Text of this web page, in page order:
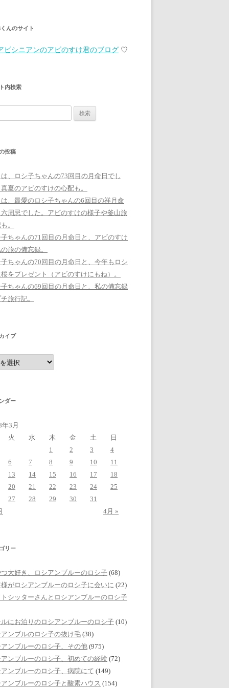
んのサイト
ビシニアンのアビのすけ君のブログ ♡
内検索
投稿
、ロシ子ちゃんの73回目の月命日でし
夏のアビのすけの心配も。
、最愛のロシ子ちゃんの6回目の祥月命
周忌でした。アビのすけの様子や釜山旅
。
ちゃんの71回目の月命日と、アビのすけ
旅の備忘録。
ちゃんの70回目の月命日と、今年もロシ
をプレゼント（アビのすけにもね）。
ちゃんの69回目の月命日と、私の備忘録
旅行記。
イブ
ダー
3月
火
水 木 金 土
日
1
2 3
4
6
7 8 9 10
11
13
14 15 16 17
18
20
21 22 23 24
25
27
28 29 30
31
4月 »
リー
大好き、ロシアンブルーのロシ子 (68)
がロシアンブルーのロシ子に会いに (22)
シッターさんとロシアンブルーのロシ子
にお泊りのロシアンブルーのロシ子 (10)
ンブルのロシ子の抜け毛 (38)
ンブルーのロシ子、その他 (975)
ンブルーのロシ子、初めての経験 (72)
ンブルーのロシ子、病院にて (149)
ンブルーのロシ子と酸素ハウス (154)